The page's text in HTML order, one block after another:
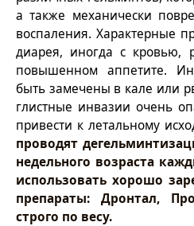
а также механически
воспаления. Характерные
диарея, иногда с кровью,
повышенном аппетите.
быть замечены в кале или
глистные инвазии очень
привести к летальному
проводят
недельного возраста
использовать хорошо
препараты: Дронтал,
строго по весу.